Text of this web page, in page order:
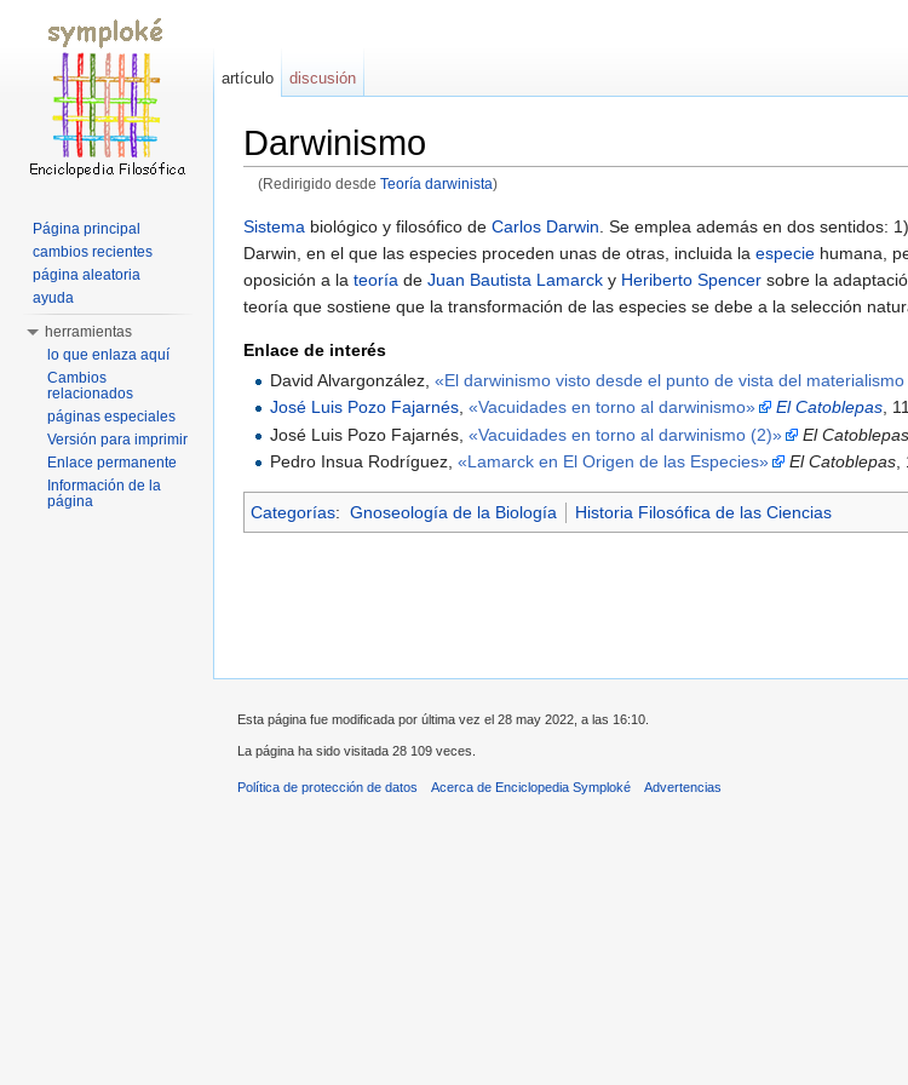
Darwinismo
(Redirigido desde Teoría darwinista)
Sistema biológico y filosófico de Carlos Darwin . Se emplea además en dos sentidos:
Darwin, en el que las especies proceden unas de otras, incluida la especie humana,
oposición a la teoría de Juan Bautista Lamarck y Heriberto Spencer sobre la
teoría que sostiene que la transformación de las especies se debe a la selección
Enlace de interés
David Alvargonzález,«El darwinismo visto desde el punto de vista del
José Luis Pozo Fajarnés,«Vacuidades en torno al darwinismo» El Catoblepas,
José Luis Pozo Fajarnés,«Vacuidades en torno al darwinismo (2)» El Catoblepas
Pedro Insua Rodríguez,«Lamarck en El Origen de las Especies» El Catoblepas
Categorías: Gnoseología de la Biología Historia Filosófica de las Ciencias
artículo discusión
Página principal
cambios recientes
página aleatoria
ayuda
herramientas
lo que enlaza aquí
Cambios
relacionados
páginas especiales
Versión para imprimir
Enlace permanente
Información de la
página
Esta página fue modificada por última vez el 28 may 2022, a las 16:10.
La página ha sido visitada 28 109 veces.
Política de protección de datos Acerca de Enciclopedia Symploké Advertencias